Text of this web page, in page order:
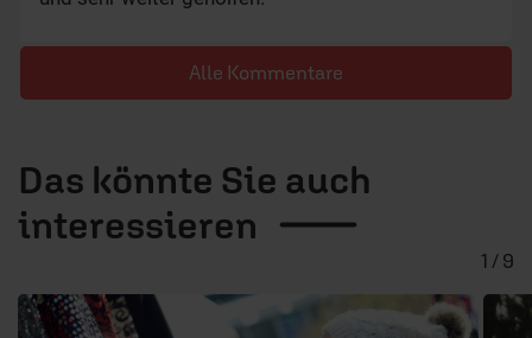
Alle Kommentare
Das könnte Sie auch
interessieren
1 / 9